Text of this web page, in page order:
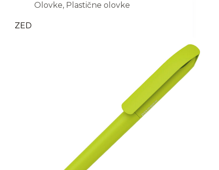
Olovke, Plastične olovke
ZED